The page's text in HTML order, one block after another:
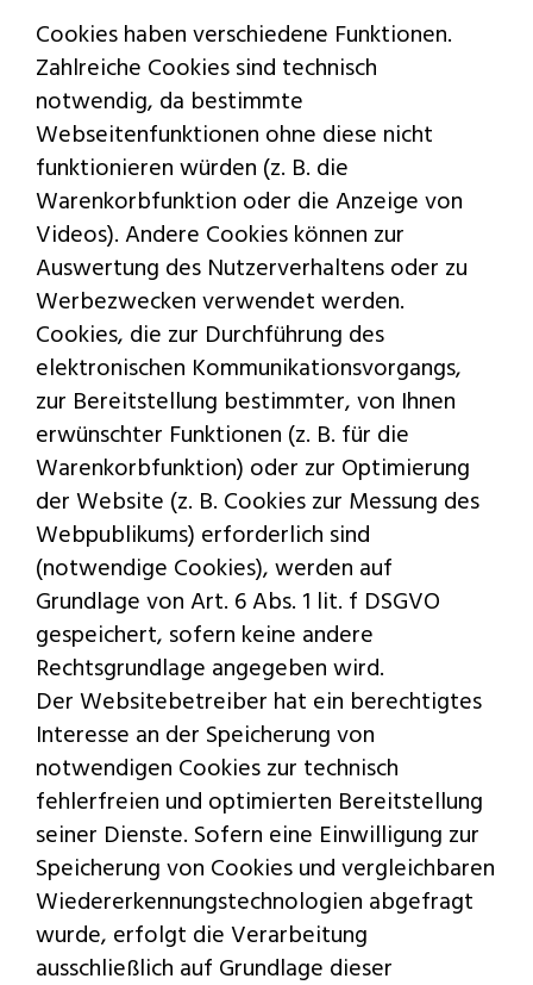
Cookies haben verschiedene Funktionen.
Zahlreiche Cookies sind technisch
notwendig, da bestimmte
Webseitenfunktionen ohne diese nicht
funktionieren würden (z. B. die
Warenkorbfunktion oder die Anzeige von
Videos). Andere Cookies können zur
Auswertung des Nutzerverhaltens oder zu
Werbezwecken verwendet werden.
Cookies, die zur Durchführung des
elektronischen Kommunikationsvorgangs,
zur Bereitstellung bestimmter, von Ihnen
erwünschter Funktionen (z. B. für die
Warenkorbfunktion) oder zur Optimierung
der Website (z. B. Cookies zur Messung des
Webpublikums) erforderlich sind
(notwendige Cookies), werden auf
Grundlage von Art. 6 Abs. 1 lit. f DSGVO
gespeichert, sofern keine andere
Rechtsgrundlage angegeben wird.
Der Websitebetreiber hat ein berechtigtes
Interesse an der Speicherung von
notwendigen Cookies zur technisch
fehlerfreien und optimierten Bereitstellung
seiner Dienste. Sofern eine Einwilligung zur
Speicherung von Cookies und vergleichbaren
Wiedererkennungstechnologien abgefragt
wurde, erfolgt die Verarbeitung
ausschließlich auf Grundlage dieser